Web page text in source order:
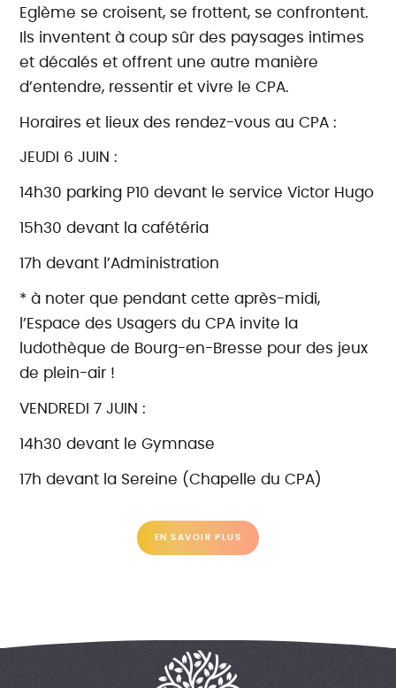
Eglème se croisent, se frottent, se confrontent.
Ils inventent à coup sûr des paysages intimes
et décalés et offrent une autre manière
d’entendre, ressentir et vivre le CPA.
Horaires et lieux des rendez-vous au CPA :
JEUDI 6 JUIN :
14h30 parking P10 devant le service Victor Hugo
15h30 devant la cafétéria
17h devant l’Administration
* à noter que pendant cette après-midi,
l’Espace des Usagers du CPA invite la
ludothèque de Bourg-en-Bresse pour des jeux
de plein-air !
VENDREDI 7 JUIN :
14h30 devant le Gymnase
17h devant la Sereine (Chapelle du CPA)
EN SAVOIR PLUS